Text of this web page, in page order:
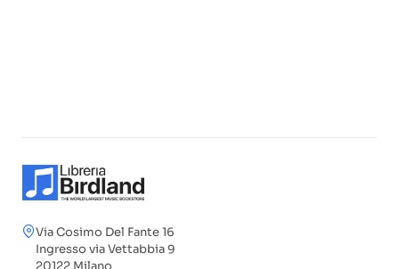
Via Cosimo Del Fante 16
Ingresso via Vettabbia 9
20122 Milano